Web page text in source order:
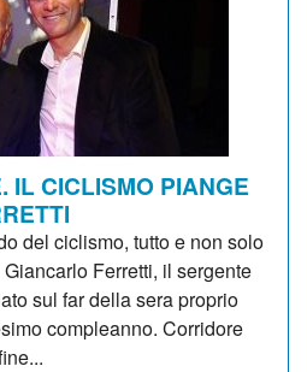
IL CICLISMO PIANGE
del ciclismo, tutto e non solo
Ferretti, il sergente
sul far della sera proprio
compleanno. Corridore